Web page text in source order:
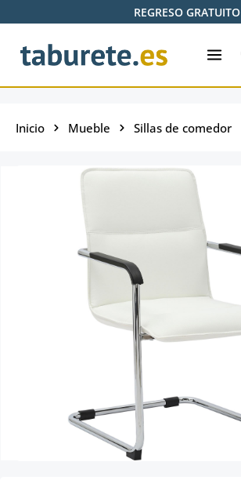
Saltar al contenido principalREGRESO GRATUITO
Inicio Mueble Sillas de comedor